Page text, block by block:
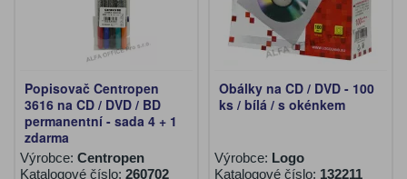
Popisovač Centropen
3616 na CD / DVD / BD
permanentní - sada 4 + 1
zdarma
Výrobce: Centropen
Katalogové číslo: 260702
Obálky na CD / DVD - 100
ks / bílá / s okénkem
Výrobce: Logo
Katalogové číslo: 132211